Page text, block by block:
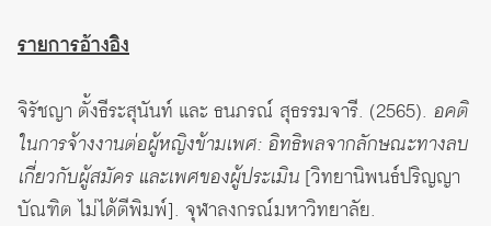
รายการอ้างอิง
จิรัชญา ตั้งธีระสุนันท์ และ ธนภรณ์ สุธรรมจารี. (2565). อคติ
ในการจ้างงานต่อผู้หญิงข้ามเพศ: อิทธิพลจากลักษณะทางลบ
เกี่ยวกับผู้สมัคร และเพศของผู้ประเมิน [วิทยานิพนธ์ปริญญา
บัณฑิต ไม่ได้ตีพิมพ์]. จุฬาลงกรณ์มหาวิทยาลัย.